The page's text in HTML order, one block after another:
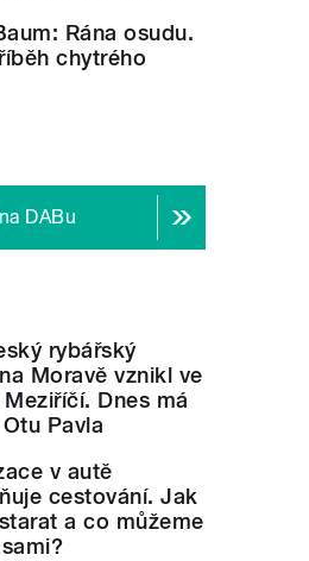
Rána osudu.
chytrého
DABu
rybářský
Moravě vznikl ve
Meziříčí. Dnes má
Pavla
v autě
cestování. Jak
a co můžeme